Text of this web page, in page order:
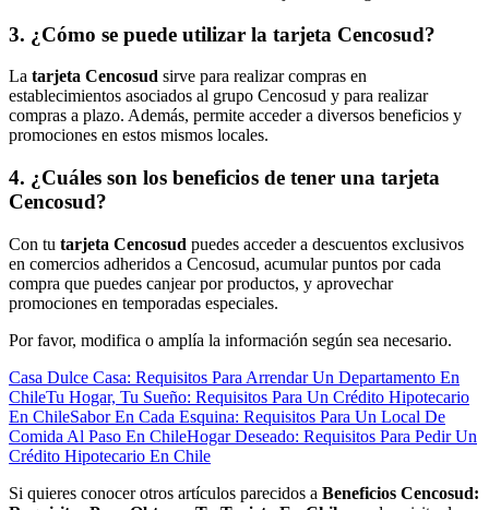
3. ¿Cómo se puede utilizar la tarjeta Cencosud?
La tarjeta Cencosud sirve para realizar compras en
establecimientos asociados al grupo Cencosud y para realizar
compras a plazo. Además, permite acceder a diversos beneficios y
promociones en estos mismos locales.
4. ¿Cuáles son los beneficios de tener una tarjeta
Cencosud?
Con tu tarjeta Cencosud puedes acceder a descuentos exclusivos
en comercios adheridos a Cencosud, acumular puntos por cada
compra que puedes canjear por productos, y aprovechar
promociones en temporadas especiales.
Por favor, modifica o amplía la información según sea necesario.
Casa Dulce Casa: Requisitos Para Arrendar Un Departamento En
ChileTu Hogar, Tu Sueño: Requisitos Para Un Crédito Hipotecario
En ChileSabor En Cada Esquina: Requisitos Para Un Local De
Comida Al Paso En ChileHogar Deseado: Requisitos Para Pedir Un
Crédito Hipotecario En Chile
Si quieres conocer otros artículos parecidos a Beneficios Cencosud: